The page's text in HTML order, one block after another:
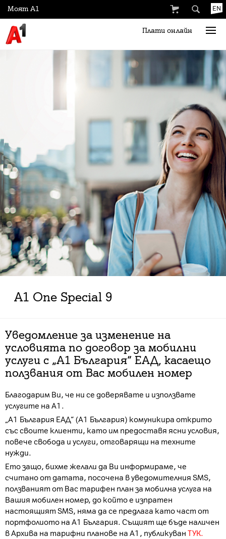
EN
Плати онлайн
Моят А1
A1 One Special 9
Уведомление за изменение на
условията по договор за мобилни
услуги с „А1 България“ ЕАД, касаещо
ползвания от Вас мобилен номер
Благодарим Ви, че ни се доверявате и използвате
услугите на А1.
„А1 България ЕАД“ (А1 България) комуникира открито
със своите клиенти, като им предоставя ясни условия,
повече свобода и услуги, отговарящи на техните
нужди.
Ето защо, бихме желали да Ви информираме, че
считано от датата, посочена в уведомителния SMS,
ползваният от Вас тарифен план за мобилна услуга на
Вашия мобилен номер, до който е изпратен
настоящият SMS, няма да се предлага като част от
портфолиото на А1 България. Същият ще бъде наличен
в Архива на тарифни планове на А1, публикуван ТУК.